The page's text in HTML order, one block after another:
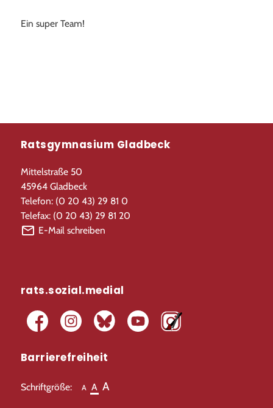
Schulhoodies und T-Shirts
Ein super Team!
Ratsgymnasium Gladbeck
Mittelstraße 50
45964 Gladbeck
Telefon: (0 20 43) 29 81 0
Telefax: (0 20 43) 29 81 20
E-Mail schreiben
rats.sozial.medial
Barrierefreiheit
Schriftgröße: A A A